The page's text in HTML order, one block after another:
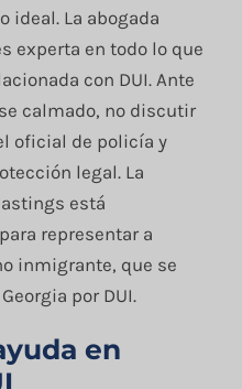
ideal. La abogada
experta en todo lo que
con DUI. Ante
calmado, no discutir
oficial de policía y
legal. La
está
representar a
inmigrante, que se
por DUI.
en